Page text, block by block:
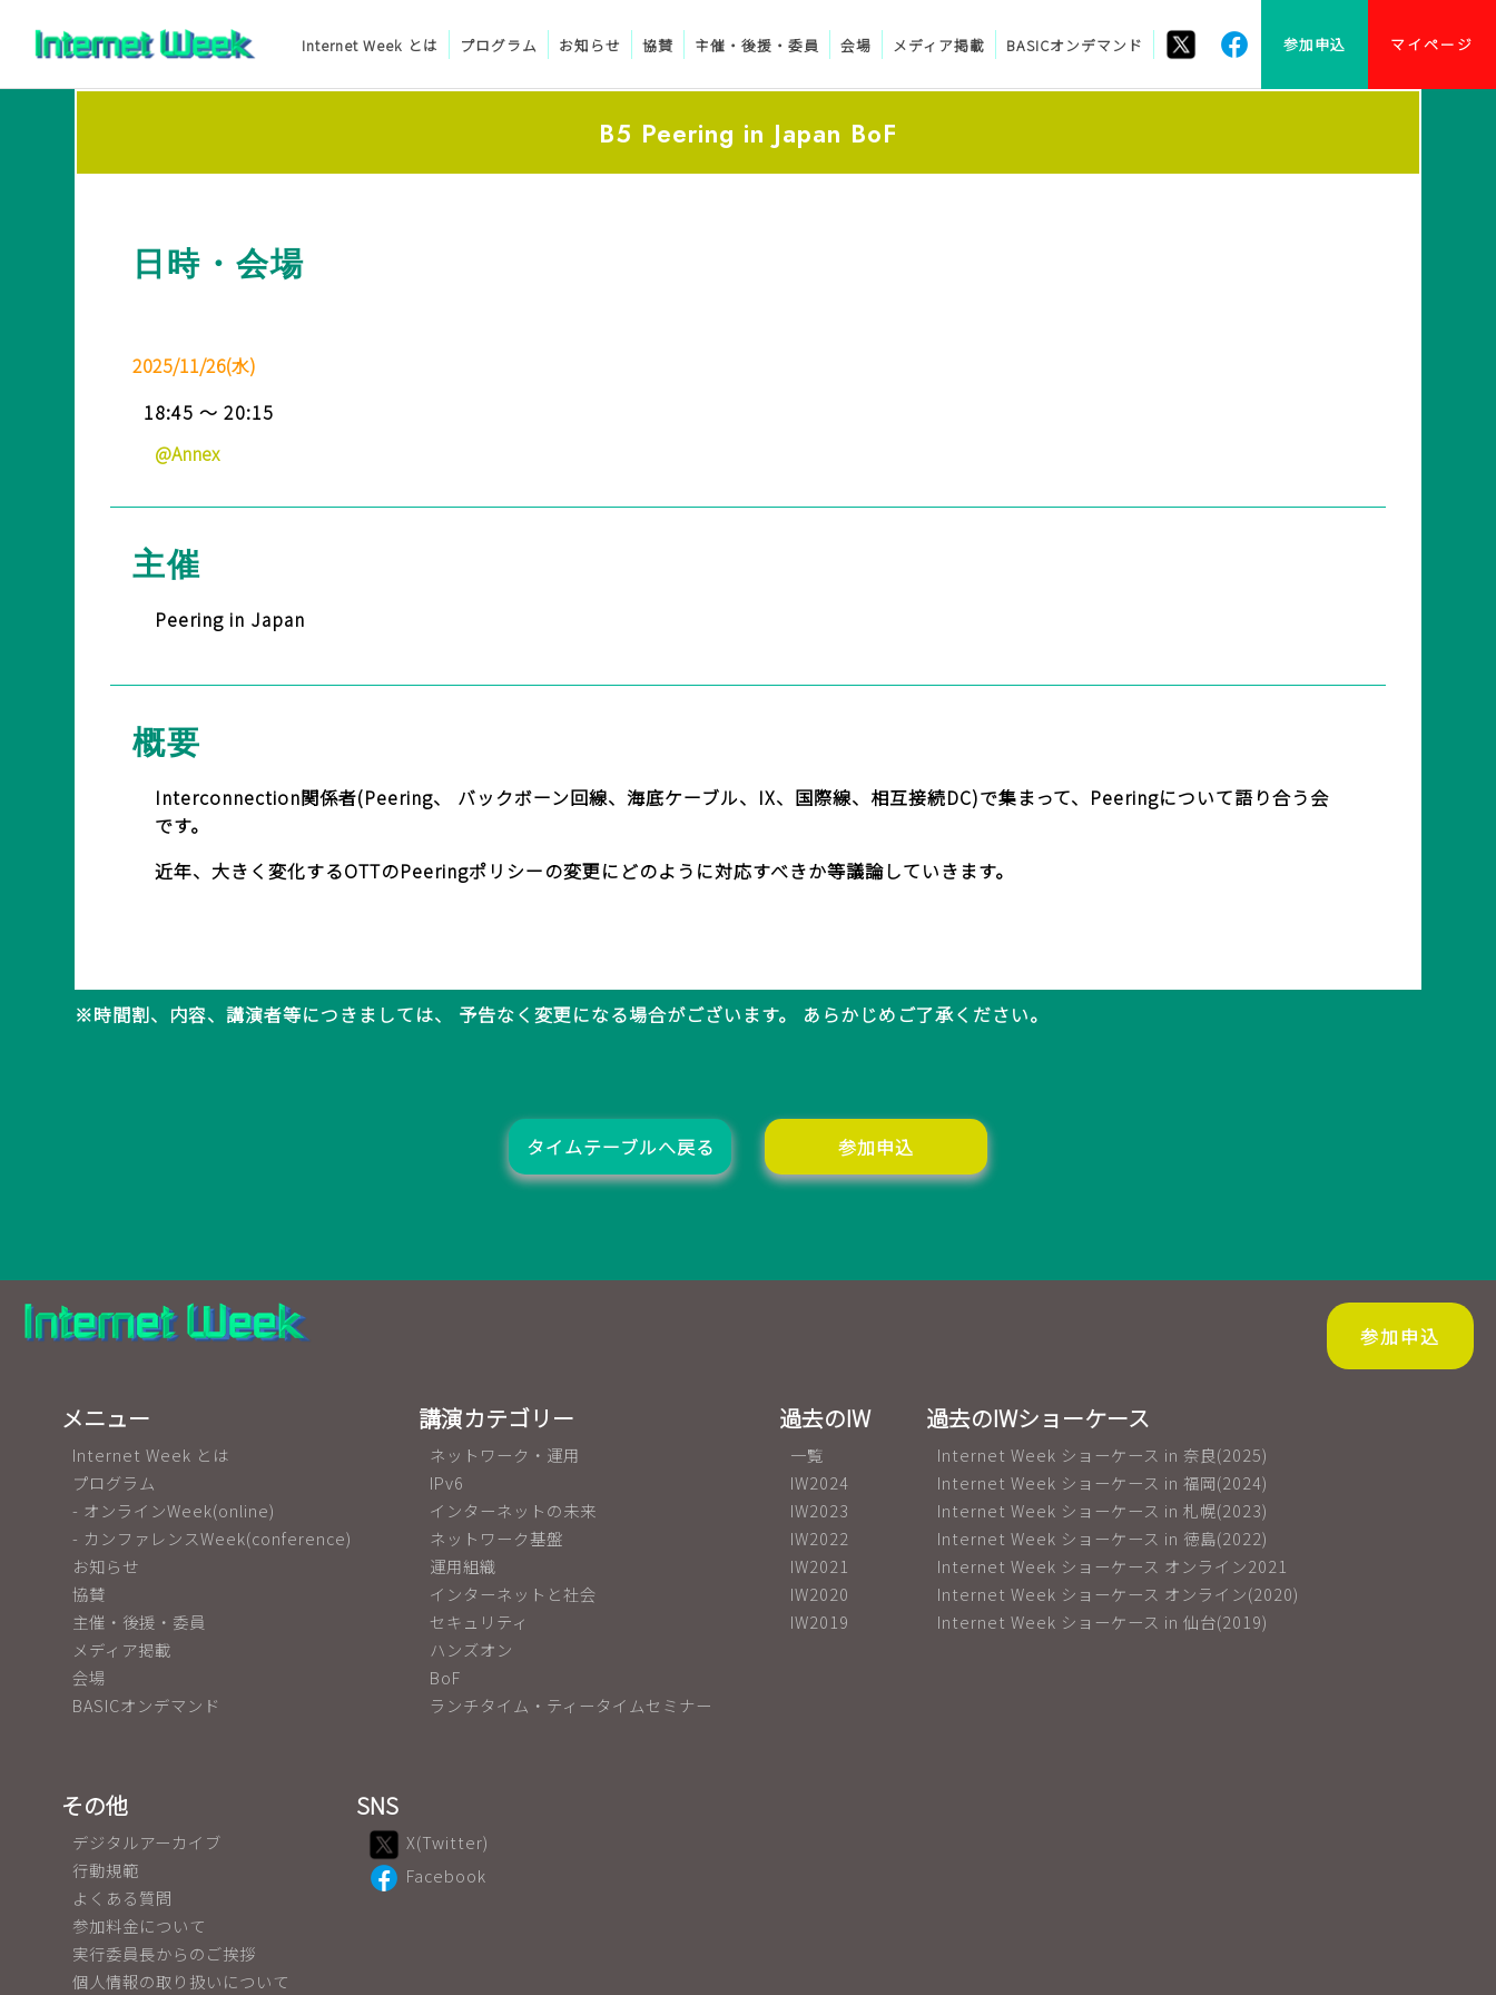
Internet Week とは プログラム お知らせ 協賛 主催・後援・委員 会場 メディア掲載 BASICオンデマンド 参加申込 マイページ
Internet Week とは
主催・後援・委員
B5 Peering in Japan BoF
日時・会場
2025/11/26(水)
18:45 ～ 20:15
@Annex
主催
Peering in Japan
概要
Interconnection関係者(Peering、 バックボーン回線、海底ケーブル、IX、国際線、相互接続DC)で集まって、Peeringについて語り合う会
です。
近年、大きく変化するOTTのPeeringポリシーの変更にどのように対応すべきか等議論していきます。
※時間割、内容、講演者等につきましては、 予告なく変更になる場合がございます。 あらかじめご了承ください。
タイムテーブルへ戻る 参加申込
メニュー
Internet Week とは
プログラム
- オンラインWeek(online)
- カンファレンスWeek(conference)
お知らせ
協賛
主催・後援・委員
メディア掲載
会場
BASICオンデマンド
講演カテゴリー
ネットワーク・運用
IPv6
インターネットの未来
ネットワーク基盤
運用組織
インターネットと社会
セキュリティ
ハンズオン
BoF
ランチタイム・ティータイムセミナー
過去のIW
一覧
IW2024
IW2023
IW2022
IW2021
IW2020
IW2019
過去のIWショーケース
Internet Week ショーケース in 奈良(2025)
Internet Week ショーケース in 福岡(2024)
Internet Week ショーケース in 札幌(2023)
Internet Week ショーケース in 徳島(2022)
Internet Week ショーケース オンライン2021
Internet Week ショーケース オンライン(2020)
Internet Week ショーケース in 仙台(2019)
その他
デジタルアーカイブ
行動規範
よくある質問
参加料金について
実行委員長からのご挨拶
個人情報の取り扱いについて
SNS
X(Twitter)
Facebook
参加申込